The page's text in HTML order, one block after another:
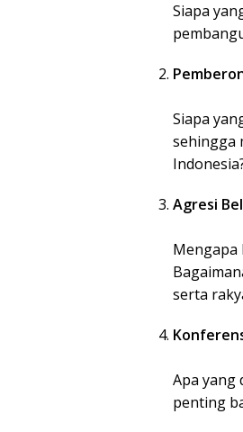
Siapa
Siapa
sehingga
Agresi
Mengapa
serta
Apa yang
penting